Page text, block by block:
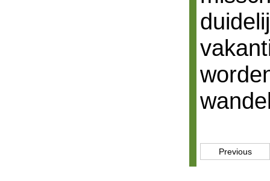
Previous